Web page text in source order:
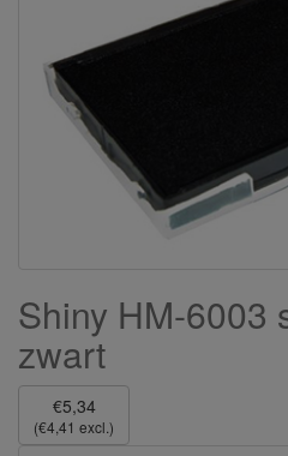
Shiny HM-6003
zwart
€5,34
(€4,41 excl.)